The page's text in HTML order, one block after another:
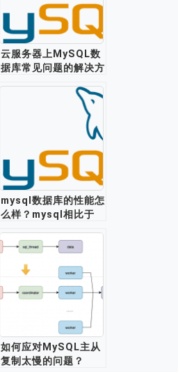
云服务器上MySQL数
据库常见问题的解决方
mysql数据库的性能怎
么样？mysql相比于
的性能更好？
如何应对MySQL主从
复制太慢的问题？